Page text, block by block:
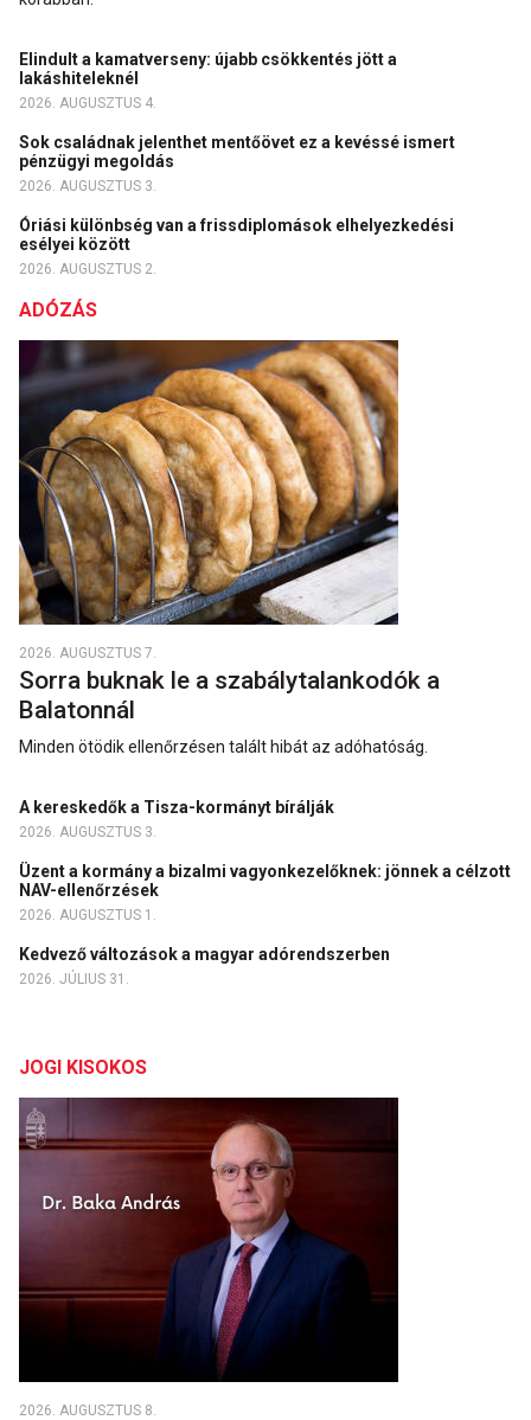
Elindult a kamatverseny: újabb csökkentés jött a
lakáshiteleknél
2026. AUGUSZTUS 4.
Sok családnak jelenthet mentőövet ez a kevéssé ismert
pénzügyi megoldás
2026. AUGUSZTUS 3.
Óriási különbség van a frissdiplomások elhelyezkedési
esélyei között
2026. AUGUSZTUS 2.
ADÓZÁS
2026. AUGUSZTUS 7.
Sorra buknak le a szabálytalankodók a
Balatonnál
Minden ötödik ellenőrzésen talált hibát az adóhatóság.
A kereskedők a Tisza-kormányt bírálják
2026. AUGUSZTUS 3.
Üzent a kormány a bizalmi vagyonkezelőknek: jönnek a célzott
NAV-ellenőrzések
2026. AUGUSZTUS 1.
Kedvező változások a magyar adórendszerben
2026. JÚLIUS 31.
JOGI KISOKOS
2026. AUGUSZTUS 8.